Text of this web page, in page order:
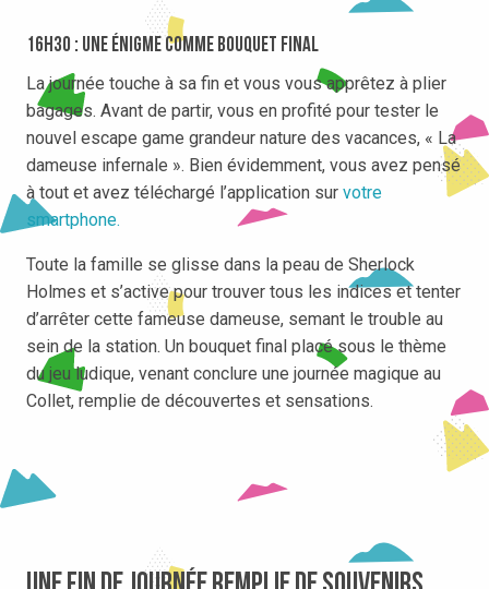
16h30 : une énigme comme bouquet final
La journée touche à sa fin et vous vous apprêtez à plier
bagages. Avant de partir, vous en profité pour tester le
nouvel escape game grandeur nature des vacances, « La
dameuse infernale ». Bien évidemment, vous avez pensé
à tout et avez téléchargé l’application sur votre
smartphone.
Toute la famille se glisse dans la peau de Sherlock
Holmes et s’active pour trouver tous les indices et tenter
d’arrêter cette fameuse dameuse, semant le trouble au
sein de la station. Un bouquet final placé sous le thème
du jeu ludique, venant conclure une journée magique au
Collet, remplie de découvertes et sensations.